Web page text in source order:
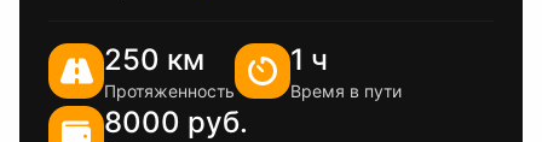
250 км
Протяженность
1 ч
Время в пути
8000 руб.